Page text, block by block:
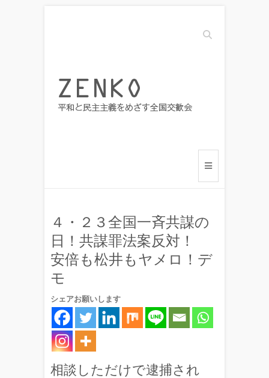
Search
４・２３全国一斉共謀の
日！共謀罪法案反対！
安倍も松井もヤメロ！デ
モ
シェアお願いします
相談しただけで逮捕され